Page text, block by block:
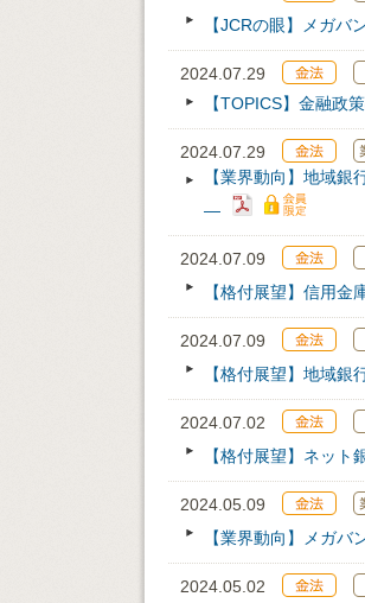
【JCRの眼】メガバ
2024.07.29
【TOPICS】金融政
2024.07.29
【業界動向】地域
―
2024.07.09
【格付展望】信用金
2024.07.09
【格付展望】地域銀
2024.07.02
【格付展望】ネット
2024.05.09
【業界動向】メガ
2024.05.02